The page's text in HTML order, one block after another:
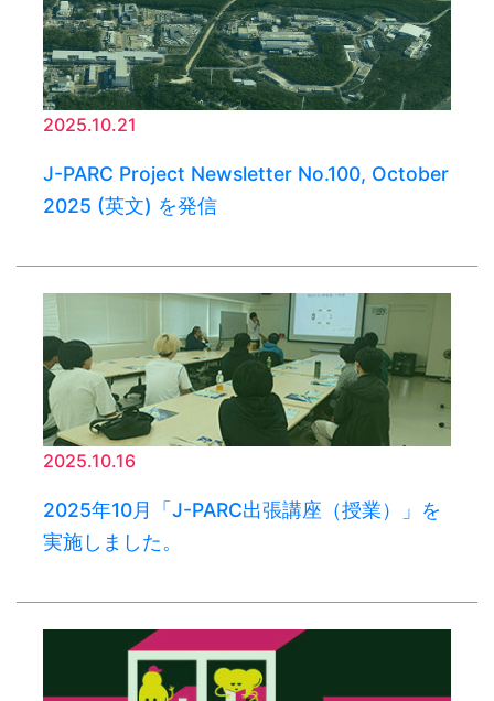
2025.10.21
J-PARC Project Newsletter No.100, October
2025 (英文) を発信
2025.10.16
2025年10月「J-PARC出張講座（授業）」を
実施しました。